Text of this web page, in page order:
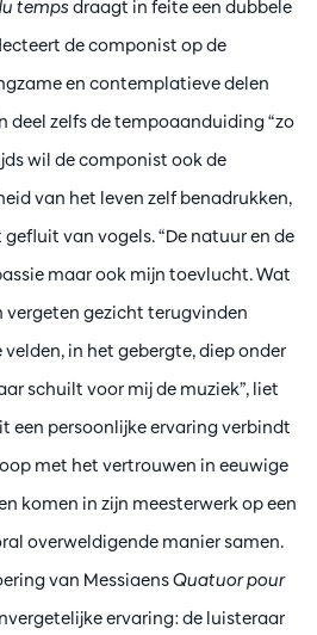
tempsdraagt in feite een dubbele
de componist op de
en contemplatieve delen
deel zelfs de tempoaanduiding “zo
wil de componist ook de
van het leven zelf benadrukken,
van vogels. “De natuur en de
maar ook mijn toevlucht. Wat
vergeten gezicht terugvinden
in het gebergte, diep onder
schuilt voor mij de muziek”, liet
een persoonlijke ervaring verbindt
met het vertrouwen in eeuwige
komen in zijn meesterwerk op een
overweldigende manier samen.
van MessiaensQuatuor pour
ervaring: de luisteraar